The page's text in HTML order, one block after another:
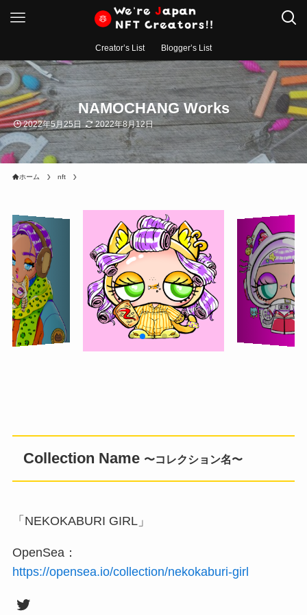
Creator’s List Blogger’s List
NAMOCHANG Works
2022年5月25日 2022年8月12日
ホーム nft
Collection Name 〜コレクション名〜
「NEKOKABURI GIRL」
OpenSea：
https://opensea.io/collection/nekokaburi-girl
Twitter